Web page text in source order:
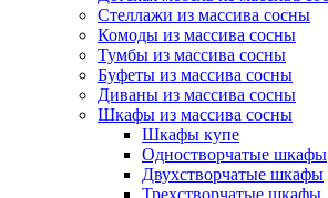
Стеллажи из массива сосны
Комоды из массива сосны
Тумбы из массива сосны
Буфеты из массива сосны
Диваны из массива сосны
Шкафы из массива сосны
Шкафы купе
Одностворчатые шкафы
Двухстворчатые шкафы